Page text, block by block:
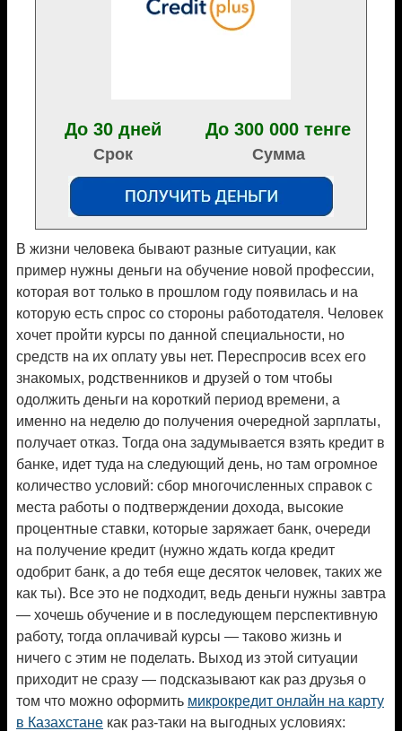
До 30 дней
Срок
До 300 000 тенге
Сумма
В жизни человека бывают разные ситуации, как
пример нужны деньги на обучение новой профессии,
которая вот только в прошлом году появилась и на
которую есть спрос со стороны работодателя. Человек
хочет пройти курсы по данной специальности, но
средств на их оплату увы нет. Переспросив всех его
знакомых, родственников и друзей о том чтобы
одолжить деньги на короткий период времени, а
именно на неделю до получения очередной зарплаты,
получает отказ. Тогда она задумывается взять кредит в
банке, идет туда на следующий день, но там огромное
количество условий: сбор многочисленных справок с
места работы о подтверждении дохода, высокие
процентные ставки, которые заряжает банк, очереди
на получение кредит (нужно ждать когда кредит
одобрит банк, а до тебя еще десяток человек, таких же
как ты). Все это не подходит, ведь деньги нужны завтра
— хочешь обучение и в последующем перспективную
работу, тогда оплачивай курсы — таково жизнь и
ничего с этим не поделать. Выход из этой ситуации
приходит не сразу — подсказывают как раз друзья о
том что можно оформить микрокредит онлайн на карту
в Казахстане как раз-таки на выгодных условиях: